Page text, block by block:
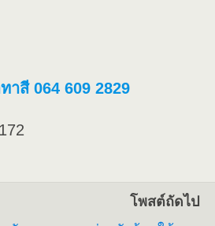
าสี 064 609 2829
โพสต์ถัดไป